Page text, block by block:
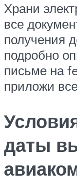
Храни
все
получения
подробно
письме на
приложи
даты